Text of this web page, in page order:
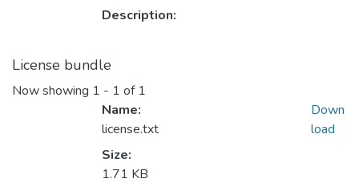
Description:
License bundle
Now showing 1 - 1 of 1
Name:
license.txt
Size:
1.71 KB
Down
load